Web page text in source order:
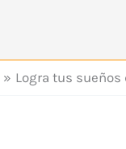
Logra tus